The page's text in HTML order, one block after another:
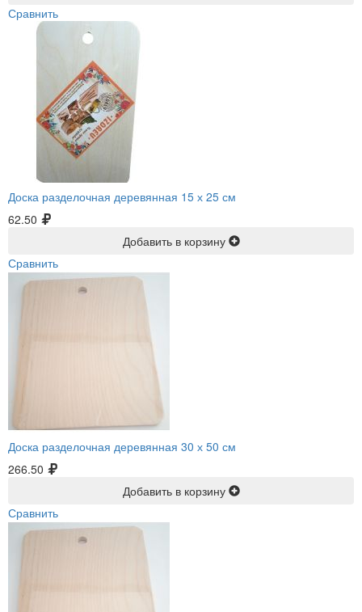
Сравнить
Доска разделочная деревянная 15 х 25 см
62.50
Добавить в корзину
Сравнить
Доска разделочная деревянная 30 х 50 см
266.50
Добавить в корзину
Сравнить